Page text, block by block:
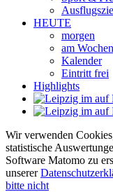
HEUTE
morgen
am
Kalender
Eintritt frei
Highlights
Wir verwenden
statistische
Software Matomo zu
unserer
bitte nicht